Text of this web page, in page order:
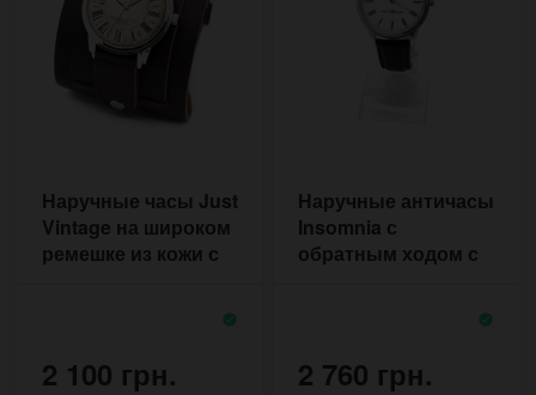
Наручные часы Just
Vintage на широком
ремешке из кожи с
2 100 грн.
Наручные античасы
Insomnia с
обратным ходом с
2 760 грн.